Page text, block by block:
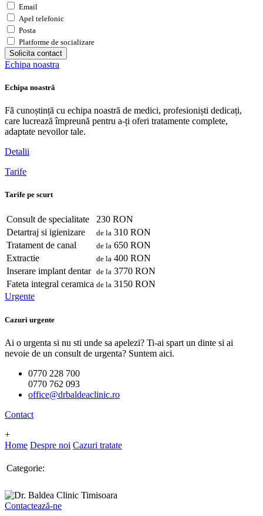
Email
Apel telefonic
Posta
Platforme de socializare
Solicita contact
Echipa noastra
Echipa noastră
Fă cunoștință cu echipa noastră de medici, profesioniști dedicați,
care lucrează împreună pentru a-ți oferi tratamente complete,
adaptate nevoilor tale.
Detalii
Tarife
Tarife pe scurt
Consult de specialitate
230 RON
Detartraj si igienizare
de la 310 RON
Tratament de canal
de la 650 RON
Extractie
de la 400 RON
Inserare implant dentar de la 3770 RON
Fateta integral ceramica de la 3150 RON
Urgente
Cazuri urgente
Ai o urgenta si nu sti unde sa apelezi? Ti-ai spart un dinte si ai
nevoie de un consult de urgenta? Suntem aici.
0770 228 700
0770 762 093
office@drbaldeaclinic.ro
Contact
+
Home Despre noi Cazuri tratate
Categorie:
Contactează-ne